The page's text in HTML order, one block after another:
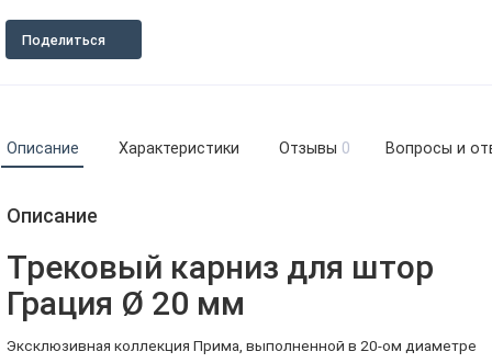
Поделиться
Описание Характеристики Отзывы 0 Вопросы и
Описание
Трековый карниз для штор
Грация Ø 20 мм
Эксклюзивная коллекция Прима, выполненной в 20-ом диаметре